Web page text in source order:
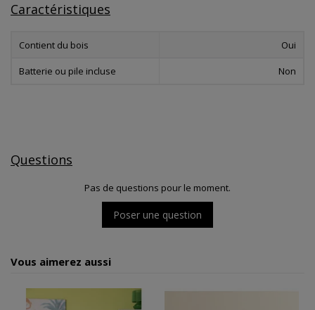
Caractéristiques
Contient du bois Oui
Batterie ou pile incluse Non
Questions
Pas de questions pour le moment.
Poser une question
Vous aimerez aussi